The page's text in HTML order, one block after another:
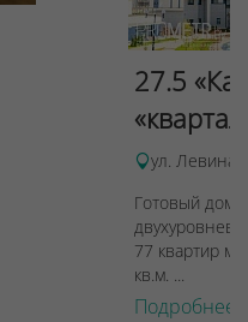
27.5
ул. Левина,
Готовый дом
77 квартир
кв.м. ...
Подробнее